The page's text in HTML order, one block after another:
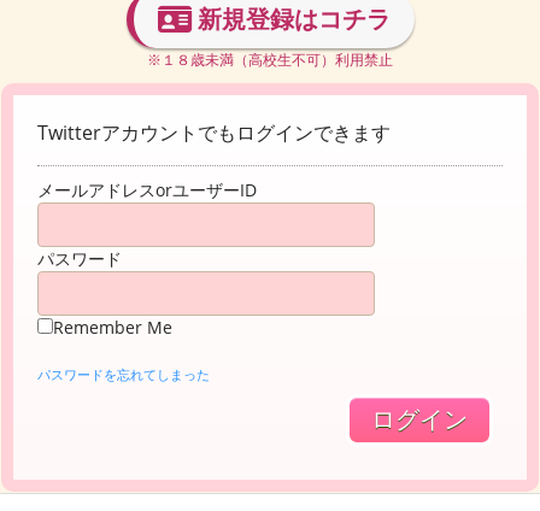
新規登録はコチラ
※１８歳未満（高校生不可）利用禁止
Twitterアカウントでもログインできます
メールアドレスorユーザーID
パスワード
Remember Me
パスワードを忘れてしまった